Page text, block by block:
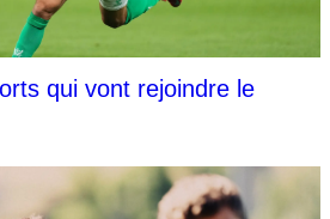
qui vont rejoindre le